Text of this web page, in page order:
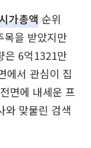
가총액 순위
목을 받았지만
은 6억1321만
에서 관심이 집
면에 내세운 프
와 맞물린 검색